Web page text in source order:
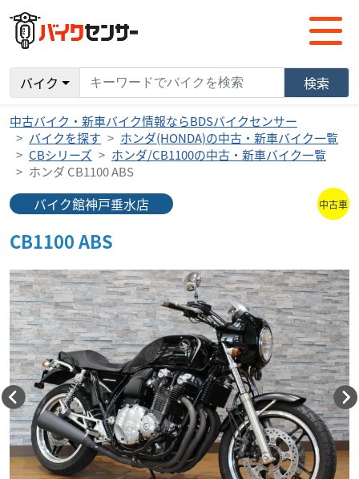
バイク 検索
中古バイク・新車バイク情報ならBDSバイクセンサー
バイクを探す
ホンダ(HONDA)の中古・新車バイク一覧
CBシリーズ
ホンダ/CB1100の中古・新車バイク一覧
ホンダ CB1100 ABS
バイク館神戸垂水店 中古車
CB1100 ABS